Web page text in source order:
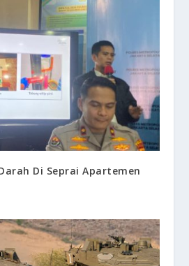
Di Seprai Apartemen